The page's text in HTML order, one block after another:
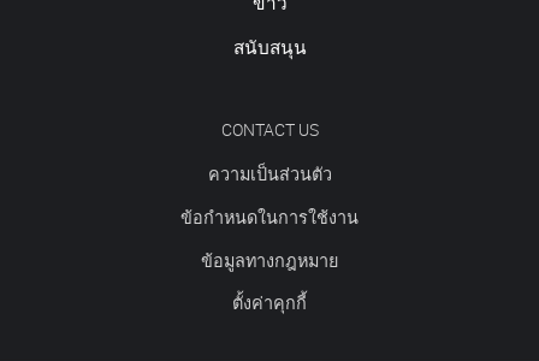
ข่าว
สนับสนุน
CONTACT US
ความเป็นส่วนตัว
ข้อกำหนดในการใช้งาน
ข้อมูลทางกฎหมาย
ตั้งค่าคุกกี้